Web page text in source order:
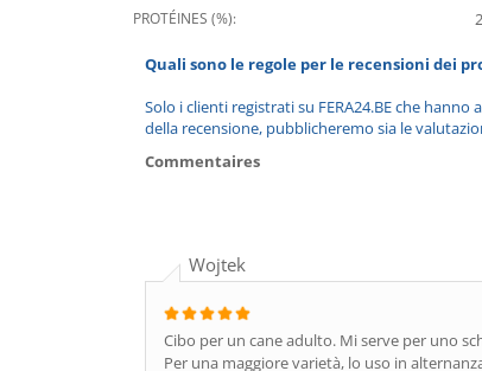
PROTÉINES (%):
Quali sono le regole per le recensioni dei
Solo i clienti registrati su FERA24.BE che
della recensione, pubblicheremo sia le
Commentaires
Wojtek
Cibo per un cane adulto. Mi serve per uno
Per una maggiore varietà, lo uso in